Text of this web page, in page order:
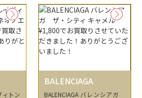
ィトン
BALENCIAGA
BALENCIAGA バレンシアガ